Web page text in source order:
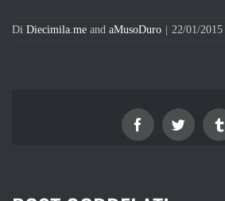
Di Diecimila.me and aMusoDuro 22/01/2015
FacebookTwitter